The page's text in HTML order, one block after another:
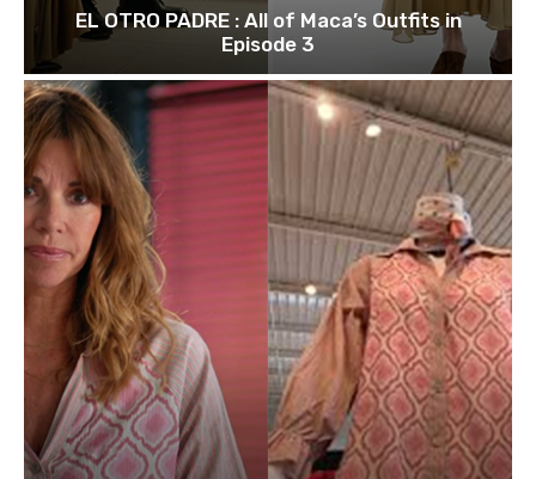
EL OTRO PADRE : All of Maca’s Outfits in
Episode 3